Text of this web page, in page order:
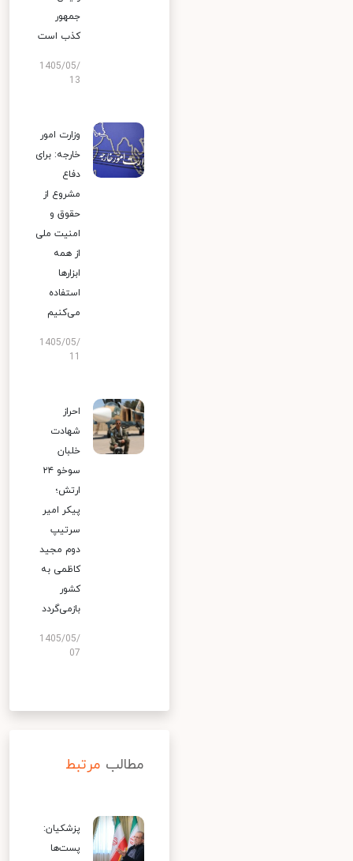
جمهور
کذب است
1405/05/
13
وزارت امور
خارجه: برای
دفاع
مشروع از
حقوق و
امنیت ملی
از همه
ابزارها
استفاده
می‌کنیم
1405/05/
احراز
شهادت
خلبان
سوخو ۲۴
ارتش؛
پیکر امیر
سرتیپ
دوم مجید
کاظمی به
کشور
بازمی‌گردد
1405/05/
07
مطالب مرتبط
پزشکیان:
پست‌ها